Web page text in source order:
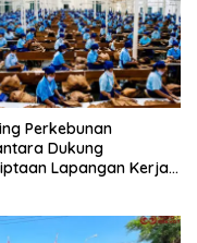
Perkebunan
Dukung
Lapangan Kerja,